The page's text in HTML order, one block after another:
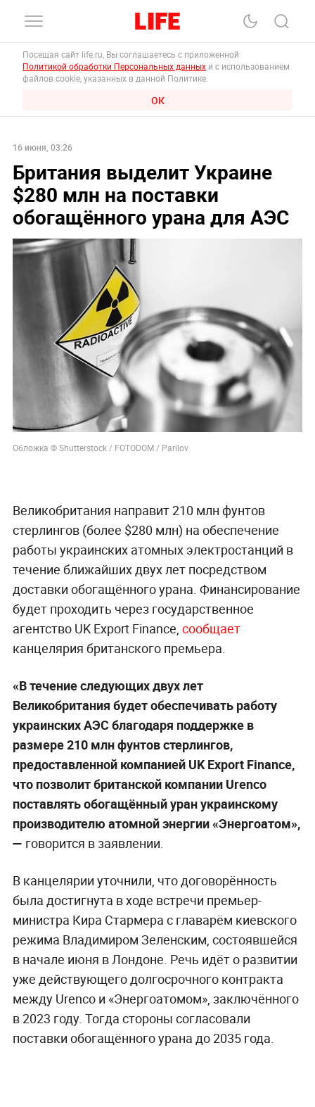
Посещая сайт life.ru, Вы соглашаетесь с приложенной
Политикой обработки Персональных данных и с использованием
файлов cookie, указанных в данной Политике.
ОК
16 июня, 03:26
Британия выделит Украине
$280 млн на поставки
обогащённого урана для АЭС
Обложка © Shutterstock / FOTODOM / Parilov
Великобритания направит 210 млн фунтов
стерлингов (более $280 млн) на обеспечение
работы украинских атомных электростанций в
течение ближайших двух лет посредством
доставки обогащённого урана. Финансирование
будет проходить через государственное
агентство UK Export Finance, сообщает
канцелярия британского премьера.
«В течение следующих двух лет
Великобритания будет обеспечивать работу
украинских АЭС благодаря поддержке в
размере 210 млн фунтов стерлингов,
предоставленной компанией UK Export Finance,
что позволит британской компании Urenco
поставлять обогащённый уран украинскому
производителю атомной энергии «Энергоатом»,
— говорится в заявлении.
В канцелярии уточнили, что договорённость
была достигнута в ходе встречи премьер-
министра Кира Стармера с главарём киевского
режима Владимиром Зеленским, состоявшейся
в начале июня в Лондоне. Речь идёт о развитии
уже действующего долгосрочного контракта
между Urenco и «Энергоатомом», заключённого
в 2023 году. Тогда стороны согласовали
поставки обогащённого урана до 2035 года.